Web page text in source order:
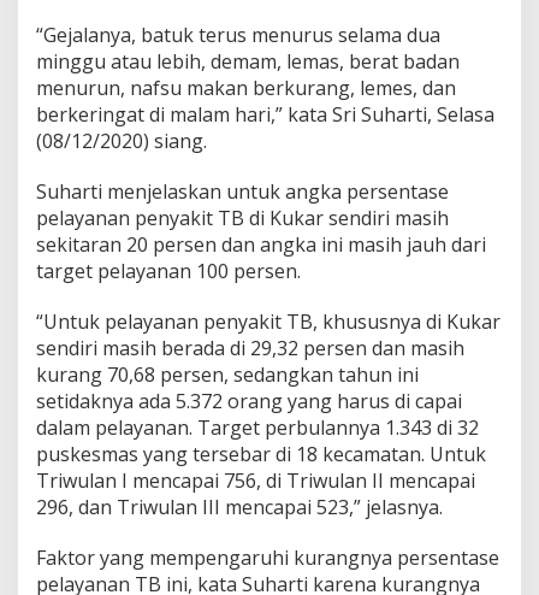
“Gejalanya, batuk terus menurus selama dua
minggu atau lebih, demam, lemas, berat badan
menurun, nafsu makan berkurang, lemes, dan
berkeringat di malam hari,” kata Sri Suharti, Selasa
(08/12/2020) siang.
Suharti menjelaskan untuk angka persentase
pelayanan penyakit TB di Kukar sendiri masih
sekitaran 20 persen dan angka ini masih jauh dari
target pelayanan 100 persen.
“Untuk pelayanan penyakit TB, khususnya di Kukar
sendiri masih berada di 29,32 persen dan masih
kurang 70,68 persen, sedangkan tahun ini
setidaknya ada 5.372 orang yang harus di capai
dalam pelayanan. Target perbulannya 1.343 di 32
puskesmas yang tersebar di 18 kecamatan. Untuk
Triwulan I mencapai 756, di Triwulan II mencapai
296, dan Triwulan III mencapai 523,” jelasnya.
Faktor yang mempengaruhi kurangnya persentase
pelayanan TB ini, kata Suharti karena kurangnya